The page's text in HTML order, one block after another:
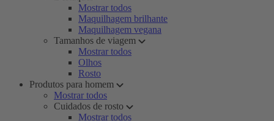
Mostrar todos
Maquilhagem brilhante
Maquilhagem vegana
Tamanhos de viagem
Mostrar todos
Olhos
Rosto
Produtos para homem
Mostrar todos
Cuidados de rosto
Mostrar todos